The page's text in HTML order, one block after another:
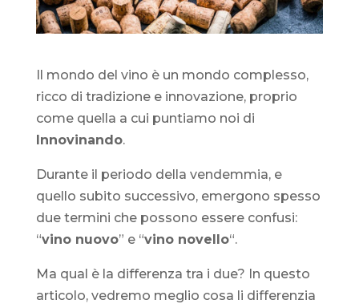
Il mondo del vino è un mondo complesso,
ricco di tradizione e innovazione, proprio
come quella a cui puntiamo noi di
Innovinando.
Durante il periodo della vendemmia, e
quello subito successivo, emergono spesso
due termini che possono essere confusi:
“vino nuovo” e “vino novello“.
Ma qual è la differenza tra i due? In questo
articolo, vedremo meglio cosa li differenzia